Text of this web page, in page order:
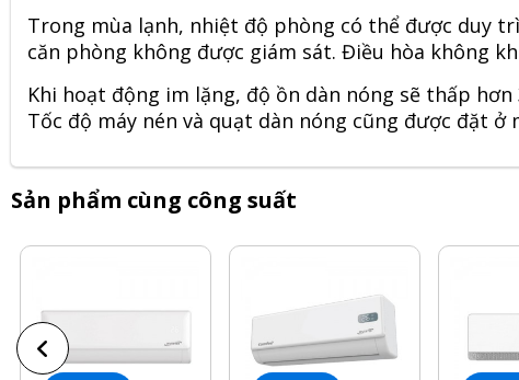
Trong mùa lạnh, nhiệt độ phòng có thể được duy
căn phòng không được giám sát. Điều hòa không
Khi hoạt động im lặng, độ ồn dàn nóng sẽ thấp hơn
Tốc độ máy nén và quạt dàn nóng cũng được đặt
Sản phẩm cùng công suất